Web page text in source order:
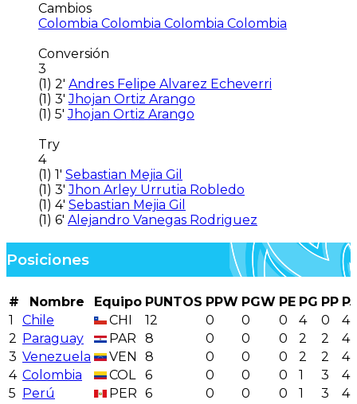
Cambios
Colombia Colombia Colombia Colombia
Conversión
3
(1) 2' Andres Felipe Alvarez Echeverri
(1) 3' Jhojan Ortiz Arango
(1) 5' Jhojan Ortiz Arango
Try
4
(1) 1' Sebastian Mejia Gil
(1) 3' Jhon Arley Urrutia Robledo
(1) 4' Sebastian Mejia Gil
(1) 6' Alejandro Vanegas Rodriguez
Posiciones
# Nombre Equipo PUNTOS PPW PGW PE PG PP PJ
1
Chile CHI 12 0 0 0 4 0
4
2 Paraguay PAR 8 0 0 0 2 2
4
3 Venezuela VEN 8 0 0 0 2 2
4
4 Colombia COL 6 0 0 0 1 3
4
5 Perú PER 6 0 0 0 1 3 4